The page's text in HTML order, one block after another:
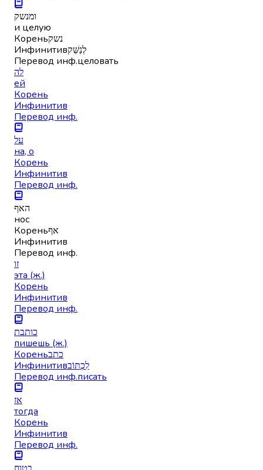
ומנשק
и целую
Кореньנשק
Инфинитивלְנַשֵּׁק
Перевод инф.целовать
לה
ей
Корень
Инфинитив
Перевод инф.
על
на, о
Корень
Инфинитив
Перевод инф.
האף
нос
Кореньאף
Инфинитив
Перевод инф.
זו
эта (ж.)
Корень
Инфинитив
Перевод инф.
כותבת
пишешь (ж.)
Кореньכתב
Инфинитивלִכְתּוֹב
Перевод инф.писать
אז
тогда
Корень
Инфинитив
Перевод инф.